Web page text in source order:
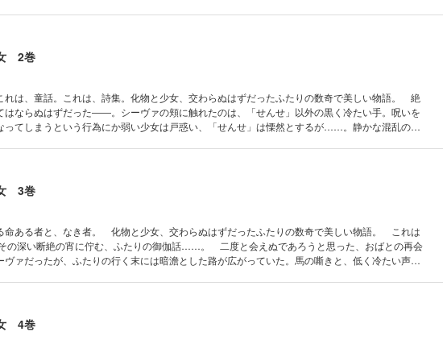
2巻
れは、童話。これは、詩集。化物と少女、交わらぬはずだったふたりの数奇で美しい物語。 絶
はならぬはずだった――。シーヴァの頬に触れたのは、「せんせ」以外の黒く冷たい手。呪いを
ってしまうという行為にか弱い少女は戸惑い、「せんせ」は慄然とするが……。静かな混乱の中
伽話……。
3巻
命ある者と、なき者。 化物と少女、交わらぬはずだったふたりの数奇で美しい物語。 これは
深い断絶の宵に佇む、ふたりの御伽話……。 二度と会えぬであろうと思った、おばとの再会
ヴァだったが、ふたりの行く末には暗澹とした路が広がっていた。馬の嘶きと、低く冷たい声が
4巻